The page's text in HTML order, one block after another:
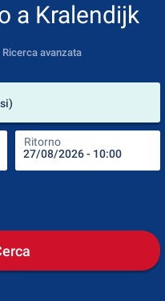
a Kralendijk
Ricerca avanzata
Ritorno